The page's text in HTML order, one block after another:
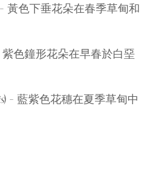
黃色下垂花朵在春季草甸和
紫色鐘形花朵在早春於白堊
) – 藍紫色花穗在夏季草甸中